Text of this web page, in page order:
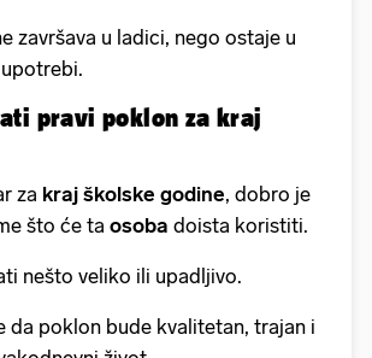
završava u ladici, nego ostaje u
pravi poklon za kraj
za kraj školske godine, dobro je
što će ta osoba doista koristiti.
nešto veliko ili upadljivo.
da poklon bude kvalitetan, trajan i